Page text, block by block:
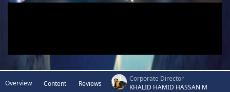
Overview Content Reviews
Corporate Director
KHALID HAMID HASSAN M